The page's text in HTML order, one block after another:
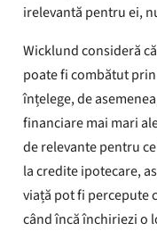
irelevantă pentru ei,
Wicklund consideră
poate fi combătut
înțelege, de
financiare mai mari
de relevante pentru
la credite ipotecare,
viață pot fi percepute
când încă închiriezi o